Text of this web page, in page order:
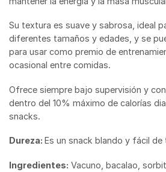
Su textura es suave y sabrosa, ideal
diferentes tamaños y edades, y se
para usar como premio de
ocasional entre comidas.
Ofrece siempre bajo supervisión y
dentro del 10% máximo de calorías
snacks.
Dureza: Es un snack blando y fácil de
Ingredientes: Vacuno, bacalao,